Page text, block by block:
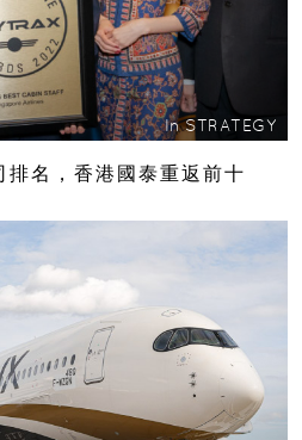
In STRATEGY
名，香港國泰重返前十